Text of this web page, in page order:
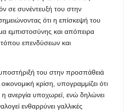
σε συνέντευξή του στην
ότι η επίσκεψή του
εμπιστοσύνης και απόπειρα
επενδύσεων και
του στην προσπάθειά
κρίση, υπογραμμίζει ότι
η ανεργία υποχωρεί, ενώ δηλώνει
ενθαρρύνει γαλλικές